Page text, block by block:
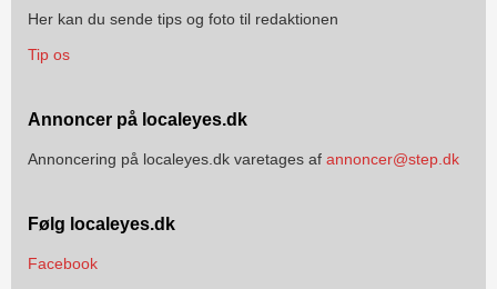
Her kan du sende tips og foto til redaktionen
Tip os
Annoncer på localeyes.dk
Annoncering på localeyes.dk varetages af annoncer@step.dk
Følg localeyes.dk
Facebook